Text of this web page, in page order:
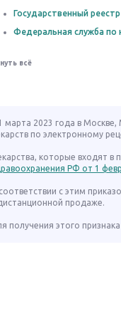
Государственный
Федеральная служба по
всё
марта 2023 года в
по электронному
которые входят в
РФ от 1
с этим
продаже.
получения этого признака